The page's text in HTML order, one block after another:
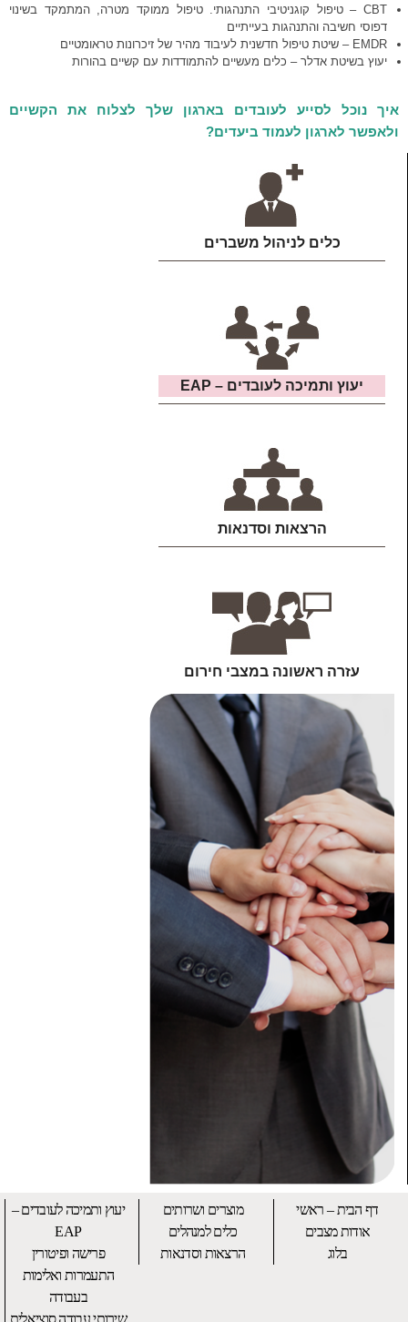
CBT – טיפול קוגניטיבי התנהגותי. טיפול ממוקד מטרה, המתמקד בשינוי
דפוסי חשיבה והתנהגות בעייתיים
EMDR – שיטת טיפול חדשנית לעיבוד מהיר של זיכרונות טראומטיים
יעוץ בשיטת אדלר – כלים מעשיים להתמודדות עם קשיים בהורות
איך נוכל לסייע לעובדים בארגון שלך לצלוח את הקשיים
ולאפשר לארגון לעמוד ביעדים?
כלים לניהול משברים
יעוץ ותמיכה לעובדים – EAP
הרצאות וסדנאות
עזרה ראשונה במצבי חירום
דף הבית – ראשי
אודות מצבים
בלוג
מוצרים ושרותים
כלים למנהלים
הרצאות וסדנאות
יעוץ ותמיכה לעובדים –
EAP
פרישה ופיטורין
התעמרות ואלימות
בעבודה
שירותי עבודה סוציאלית